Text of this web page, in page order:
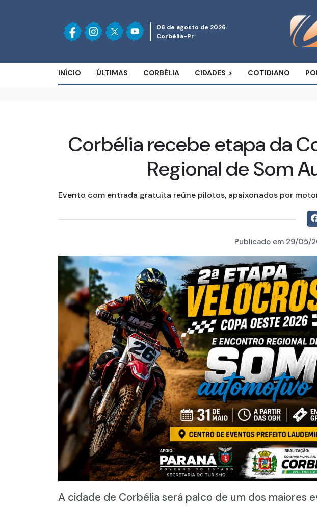
06 de agosto de 2026
Corbélia-Pr
INÍCIO ÚLTIMAS CORBÉLIA CIDADES COTIDIANO
Corbélia recebe etapa da
Regional de Som
Evento com entrada gratuita reúne pilotos, apaixonados por
Publicado em 29/05/
A cidade de Corbélia será palco de um dos maiores